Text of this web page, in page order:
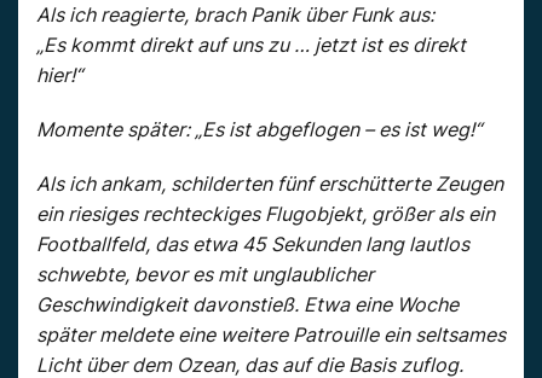
Als ich reagierte, brach Panik über Funk aus:
„Es kommt direkt auf uns zu … jetzt ist es direkt
hier!“
Momente später: „Es ist abgeflogen – es ist weg!“
Als ich ankam, schilderten fünf erschütterte Zeugen
ein riesiges rechteckiges Flugobjekt, größer als ein
Footballfeld, das etwa 45 Sekunden lang lautlos
schwebte, bevor es mit unglaublicher
Geschwindigkeit davonstieß. Etwa eine Woche
später meldete eine weitere Patrouille ein seltsames
Licht über dem Ozean, das auf die Basis zuflog.